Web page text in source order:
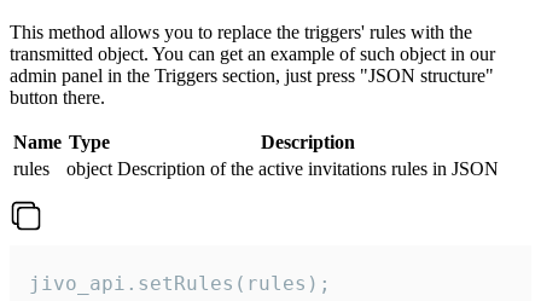
This method allows you to replace the triggers' rules with the
transmitted object. You can get an example of such object in our
admin panel in the Triggers section, just press "JSON structure"
button there.
Name Type
Description
rules
object Description of the active invitations rules in JSON
jivo_api.setRules(rules);